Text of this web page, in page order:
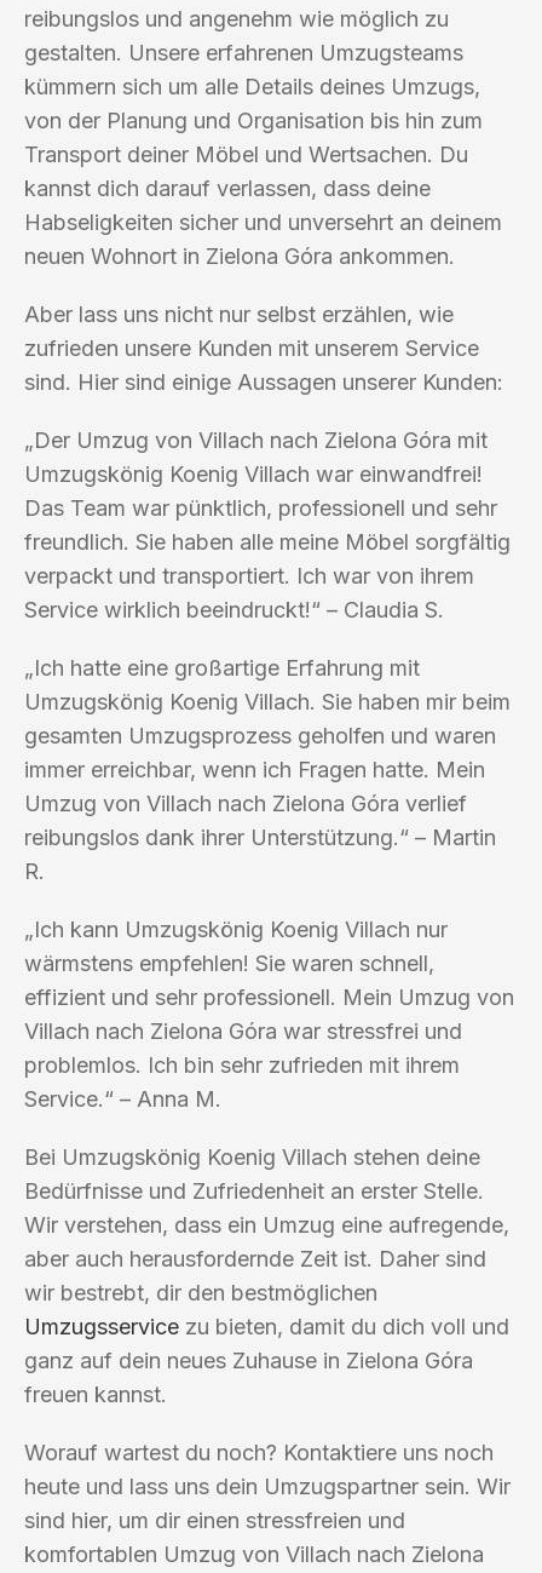
reibungslos und angenehm wie möglich zu
gestalten. Unsere erfahrenen Umzugsteams
kümmern sich um alle Details deines Umzugs,
von der Planung und Organisation bis hin zum
Transport deiner Möbel und Wertsachen. Du
kannst dich darauf verlassen, dass deine
Habseligkeiten sicher und unversehrt an deinem
neuen Wohnort in Zielona Góra ankommen.
Aber lass uns nicht nur selbst erzählen, wie
zufrieden unsere Kunden mit unserem Service
sind. Hier sind einige Aussagen unserer Kunden:
„Der Umzug von Villach nach Zielona Góra mit
Umzugskönig Koenig Villach war einwandfrei!
Das Team war pünktlich, professionell und sehr
freundlich. Sie haben alle meine Möbel sorgfältig
verpackt und transportiert. Ich war von ihrem
Service wirklich beeindruckt!“ – Claudia S.
„Ich hatte eine großartige Erfahrung mit
Umzugskönig Koenig Villach. Sie haben mir beim
gesamten Umzugsprozess geholfen und waren
immer erreichbar, wenn ich Fragen hatte. Mein
Umzug von Villach nach Zielona Góra verlief
reibungslos dank ihrer Unterstützung.“ – Martin
R.
„Ich kann Umzugskönig Koenig Villach nur
wärmstens empfehlen! Sie waren schnell,
effizient und sehr professionell. Mein Umzug von
Villach nach Zielona Góra war stressfrei und
problemlos. Ich bin sehr zufrieden mit ihrem
Service.“ – Anna M.
Bei Umzugskönig Koenig Villach stehen deine
Bedürfnisse und Zufriedenheit an erster Stelle.
Wir verstehen, dass ein Umzug eine aufregende,
aber auch herausfordernde Zeit ist. Daher sind
wir bestrebt, dir den bestmöglichen
Umzugsservice zu bieten, damit du dich voll und
ganz auf dein neues Zuhause in Zielona Góra
freuen kannst.
Worauf wartest du noch? Kontaktiere uns noch
heute und lass uns dein Umzugspartner sein. Wir
sind hier, um dir einen stressfreien und
komfortablen Umzug von Villach nach Zielona